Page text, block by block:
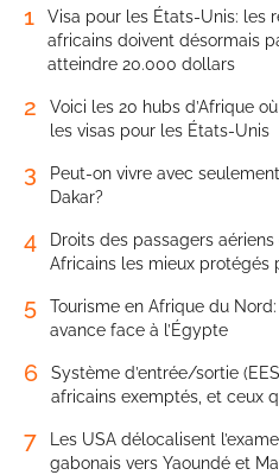
1
Visa pour les États-Unis: les
africains doivent désormais
atteindre 20.000 dollars
2
Voici les 20 hubs d’Afrique
les visas pour les États-Unis
3
Peut-on vivre avec
Dakar?
4
Droits des passagers
Africains les mieux protégés
5
Tourisme en Afrique du
avance face à l’Égypte
6
Système d’entrée/sortie
africains exemptés, et ceux
7
Les USA délocalisent
gabonais vers Yaoundé et